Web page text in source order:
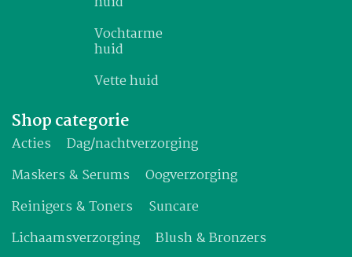
Vochtarme
huid
Vette huid
Shop categorie
Acties
Dag/nachtverzorging
Maskers & Serums
Oogverzorging
Reinigers & Toners
Suncare
Lichaamsverzorging
Blush & Bronzers